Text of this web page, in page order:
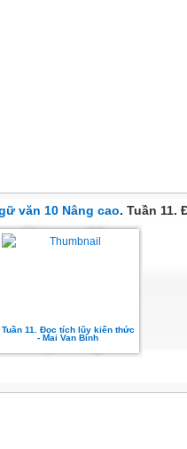
văn 10 Nâng cao. Tuần 11.
Tuần 11. Đọc tích lũy kiến thức
- Mai Van Binh